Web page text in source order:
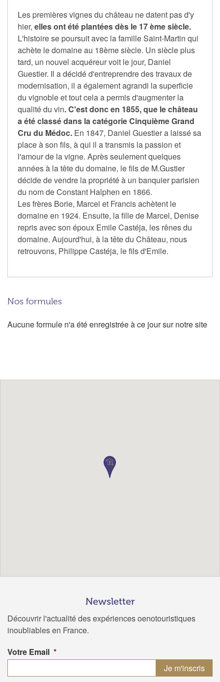
Les premières vignes du château ne datent pas d'y
hier, elles ont été plantées dès le 17 ème siècle.
L'histoire se poursuit avec la famille Saint-Martin qui
achète le domaine au 18ème siècle. Un siècle plus
tard, un nouvel acquéreur voit le jour, Daniel
Guestier. Il a décidé d'entreprendre des travaux de
modernisation, il a également agrandi la superficie
du vignoble et tout cela a permis d'augmenter la
qualité du vin. C'est donc en 1855, que le château
a été classé dans la catégorie Cinquième Grand
Cru du Médoc. En 1847, Daniel Guestier a laissé sa
place à son fils, à qui il a transmis la passion et
l'amour de la vigne. Après seulement quelques
années à la tête du domaine, le fils de M.Gustier
décide de vendre la propriété à un banquier parisien
du nom de Constant Halphen en 1866.
Les frères Borie, Marcel et Francis achètent le
domaine en 1924. Ensuite, la fille de Marcel, Denise
repris avec son époux Emile Castéja, les rênes du
domaine. Aujourd'hui, à la tête du Château, nous
retrouvons, Philippe Castéja, le fils d'Emile.
Nos formules
Aucune formule n'a été enregistrée à ce jour sur notre site
Newsletter
Découvrir l'actualité des expériences oenotouristiques
inoubliables en France.
Votre Email *